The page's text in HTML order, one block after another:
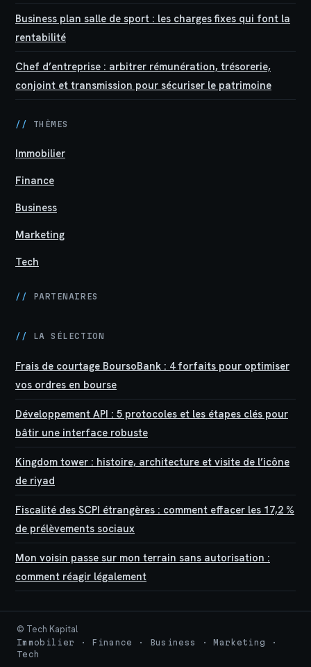
Business plan salle de sport : les charges fixes qui font la
rentabilité
Chef d’entreprise : arbitrer rémunération, trésorerie,
conjoint et transmission pour sécuriser le patrimoine
// THÈMES
Immobilier
Finance
Business
Marketing
Tech
// PARTENAIRES
// LA SÉLECTION
Frais de courtage BoursoBank : 4 forfaits pour optimiser
vos ordres en bourse
Développement API : 5 protocoles et les étapes clés pour
bâtir une interface robuste
Kingdom tower : histoire, architecture et visite de l’icône
de riyad
Fiscalité des SCPI étrangères : comment effacer les 17,2 %
de prélèvements sociaux
Mon voisin passe sur mon terrain sans autorisation :
comment réagir légalement
© Tech Kapital
Immobilier · Finance · Business · Marketing ·
Tech